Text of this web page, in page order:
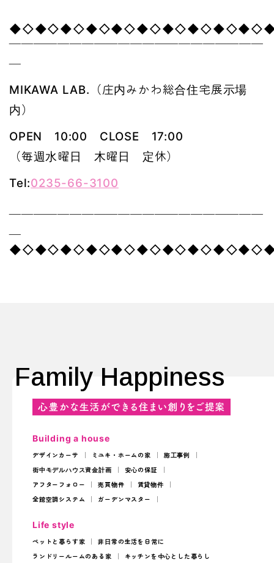
MIKAWA LAB.（庄内みかわ総合住宅展示場
内）
OPEN 10:00 CLOSE 17:00
（毎週水曜日 木曜日 定休）
Tel:0235-66-3100
Family Happiness
Building a house
デザインカーサ ミユキ・ホームの家
施工事例
街中モデルハウス資金計画
安心の保証
アフターフォロー
売買物件
賃貸物件
全館空調システム
ガーデンマスター
Life style
ペットと暮らす家
非日常の生活を日常に
ランドリールームのある家
キッチンを中心とした暮らし